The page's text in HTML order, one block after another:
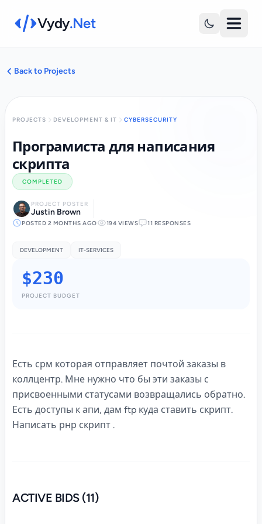
Vydy.Net
Back to Projects
PROJECTS DEVELOPMENT & IT CYBERSECURITY
Програмиста для написания
скрипта
COMPLETED
PROJECT POSTER
Justin Brown
POSTED 2 MONTHS AGO 194 VIEWS 11 RESPONSES
DEVELOPMENT IT-SERVICES
$230
PROJECT BUDGET
Есть срм которая отправляет почтой заказы в
коллцентр. Мне нужно что бы эти заказы с
присвоенными статусами возвращались обратно.
Есть доступы к апи, дам ftp куда ставить скрипт.
Написать рнр скрипт .
ACTIVE BIDS (11)